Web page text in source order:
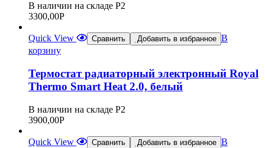
В наличии на складе Р2
3300,00Р
Quick View Сравнить Добавить в избранное В
корзину
Термостат радиаторный электронный Royal
Thermo Smart Heat 2.0, белый
В наличии на складе Р2
3900,00Р
Quick View Сравнить Добавить в избранное В